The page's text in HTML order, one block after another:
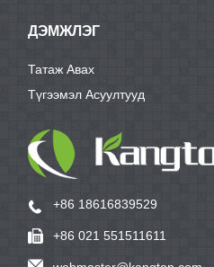
ДЭМЖЛЭГ
Татаж Авах
Түгээмэл Асуултууд
+86 18616839529
+86 021 551511611